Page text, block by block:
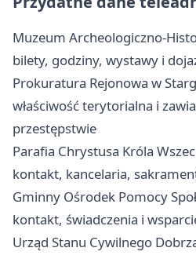
Muzeum Archeologiczno-
bilety, godziny, wystawy i
Prokuratura Rejonowa w
właściwość terytorialna i
przestępstwie
Parafia Chrystusa Króla
kontakt, kancelaria,
Gminny Ośrodek Pomocy
kontakt, świadczenia i
Urząd Stanu Cywilnego